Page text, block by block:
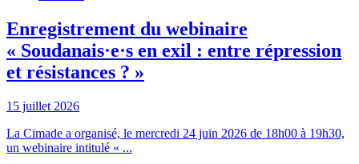
Enregistrement du webinaire
« Soudanais·e·s en exil : entre répression
et résistances ? »
15 juillet 2026
La Cimade a organisé, le mercredi 24 juin 2026 de 18h00 à 19h30,
un webinaire intitulé « ...